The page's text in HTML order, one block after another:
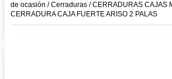
de ocasión /Cerraduras /CERRADURAS CAJAS
CERRADURA CAJA FUERTE ARISO 2 PALAS